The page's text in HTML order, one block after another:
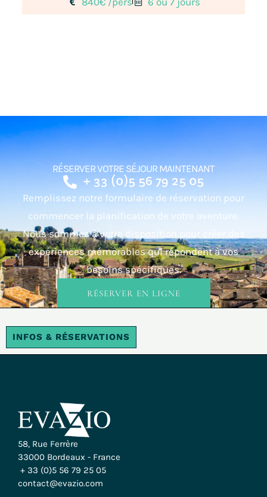
INFOS & RÉSERVATIONS
RÉSERVER VOTRE SÉJOUR MAINTENANT
+ 33 (0)5 56 79 25 05
Remplissez notre formulaire de réservation pour
commencer la planification de votre aventure.
Nous sommes à votre disposition pour créer des
expériences mémorables qui répondent à vos
besoins spécifiques.
RÉSERVER EN LIGNE
58, Rue Ferrère
33000 Bordeaux - France
+ 33 (0)5 56 79 25 05
contact@evazio.com